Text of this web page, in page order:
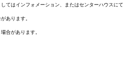
てはインフォメーション、またはセンターハウスにて
あります。
合があります。